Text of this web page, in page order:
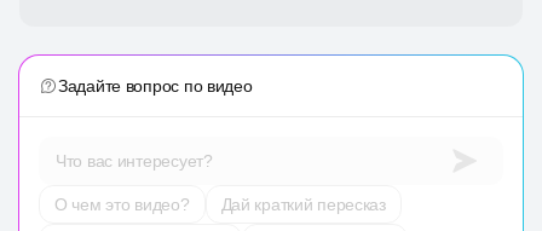
Задайте вопрос по видео
Что вас интересует?
О чем это видео?
Дай краткий пересказ